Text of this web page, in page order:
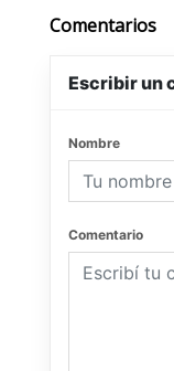
Comentarios
Escribir un
Nombre
Comentario